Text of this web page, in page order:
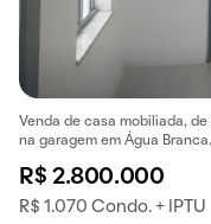
Venda de casa mobiliada,
na garagem em Água Branca.
R$ 2.800.000
R$ 1.070 Condo. + IPTU